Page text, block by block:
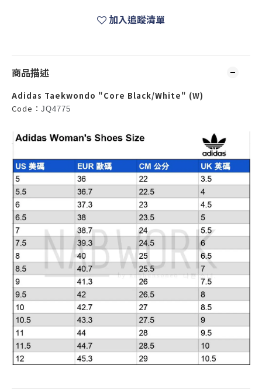
加入追蹤清單
商品描述
Adidas Taekwondo "Core Black/White" (W)
Code： JQ4775